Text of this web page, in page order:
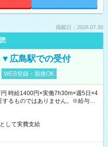
掲載日：2026.07.30
広島駅での受付
WEB登録・面接OK
時給1400円×実働7h30m×週5日×4
るものではありません。※給与即
条件有）
して実費支給